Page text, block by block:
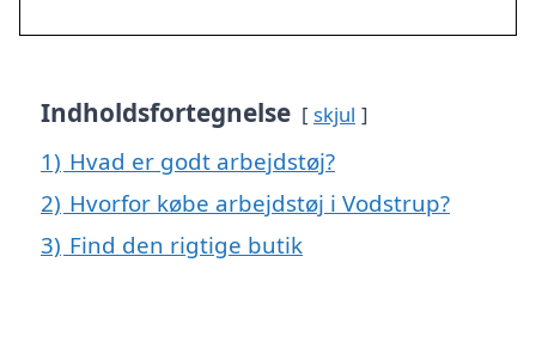
Indholdsfortegnelse skjul
1) Hvad er godt arbejdstøj?
2) Hvorfor købe arbejdstøj i Vodstrup?
3) Find den rigtige butik